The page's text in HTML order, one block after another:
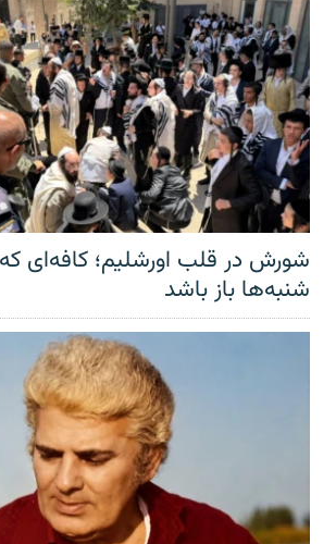
شورش در قلب اورشلیم؛ کافه‌ای
شنبه‌ها باز باشد